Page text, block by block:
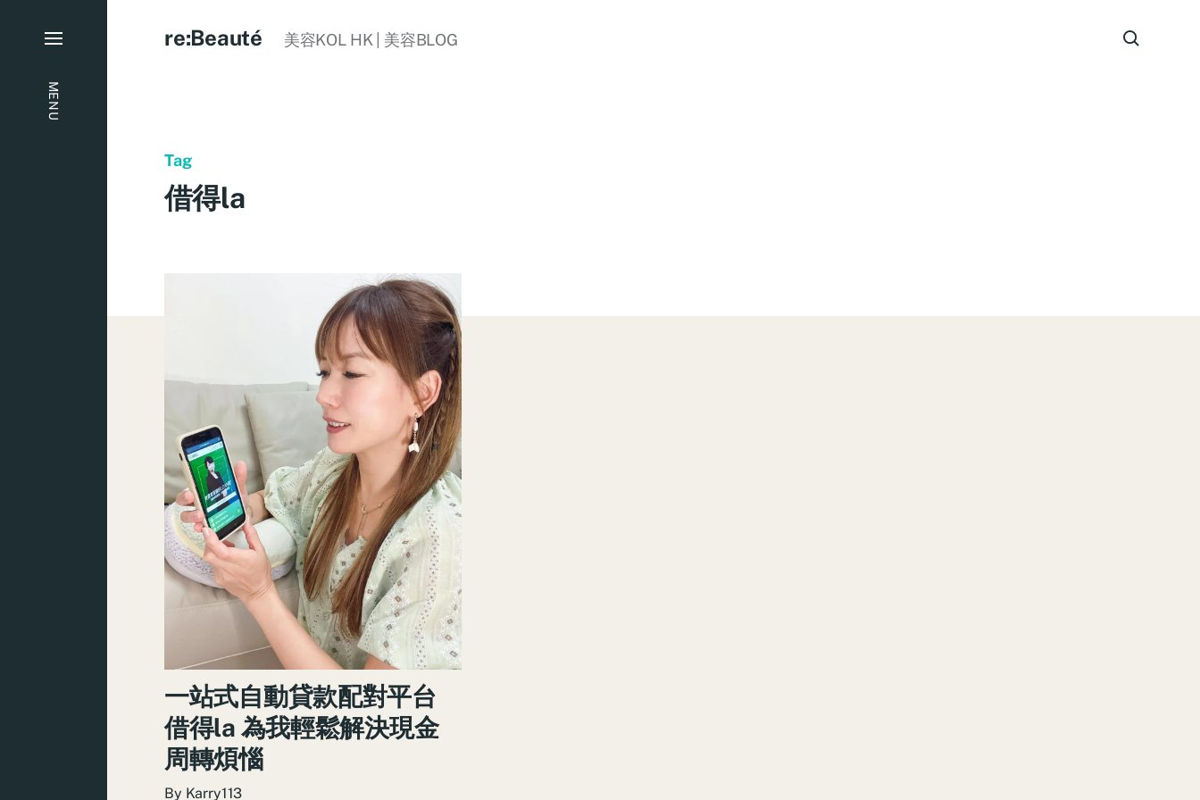
MENU
re:Beauté 美容KOL HK | 美容BLOG
Tag
借得la
一站式自動貸款配對平台
借得la 為我輕鬆解決現金
周轉煩惱
By Karry113